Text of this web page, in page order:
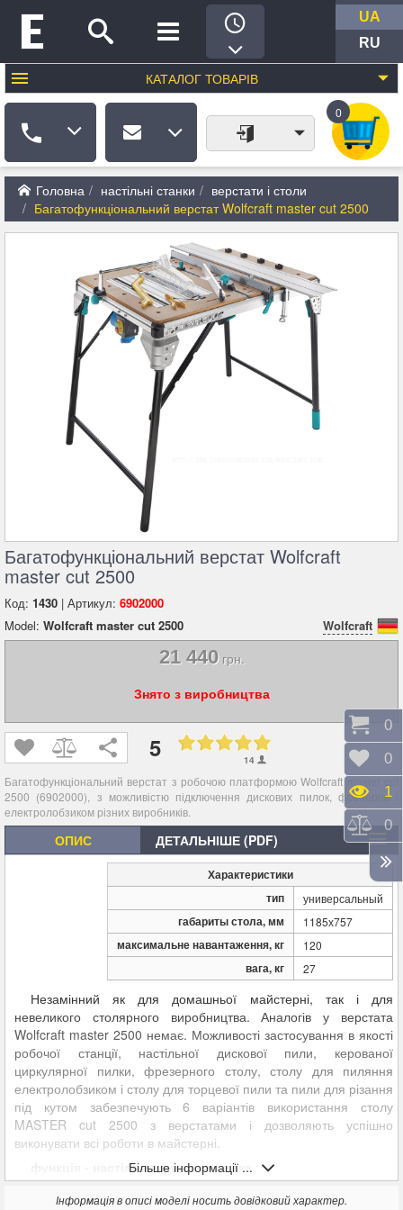
UA
RU
КАТАЛОГ ТОВАРІВ
0
Головна настільні станки
верстати і столи
Багатофункціональний верстат Wolfcraft master cut 2500
Багатофункціональний верстат Wolfcraft
master cut 2500
Код: 1430 | Артикул: 6902000
Model: Wolfcraft master cut 2500 Wolfcraft
21 440грн.
Знято з виробництва
5 14
Багатофункціональний верстат з робочою платформою Wolfcraft master cut
2500 (6902000), з можливістю підключення дискових пилок, фрезеров і
електролобзиком різних виробників.
ОПИС ДЕТАЛЬНІШЕ (PDF)
Характеристики
тип
универсальный
габариты стола, мм 1185х757
максимальне навантаження, кг 120
вага, кг 27
Незамінний як для домашньої майстерні, так і для
невеликого столярного виробництва. Аналогів у верстата
Wolfcraft master 2500 немає. Можливості застосування в якості
робочої станції, настільної дискової пили, керованої
циркулярної пилки, фрезерного столу, столу для пиляння
електролобзиком і столу для торцевої пили та пили для різання
під кутом забезпечують 6 варіантів використання столу
MASTER cut 2500 з верстатами і дозволяють успішно
виконувати всі роботи в майстерні.
функція - настільна дискова пилка
ідеальне рішення для невеликих заготовок, які можна
Більше інформації ...
Інформація в описі моделі носить довідковий характер.
0
0
1
0